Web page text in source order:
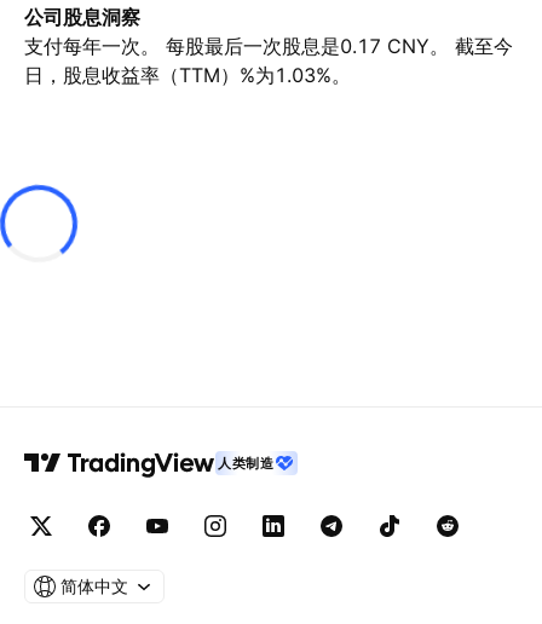
公司股息洞察
支付每年一次。 每股最后一次股息是0.17 CNY。 截至今
日，股息收益率（TTM）%为1.03%。
人类制造
简体中文